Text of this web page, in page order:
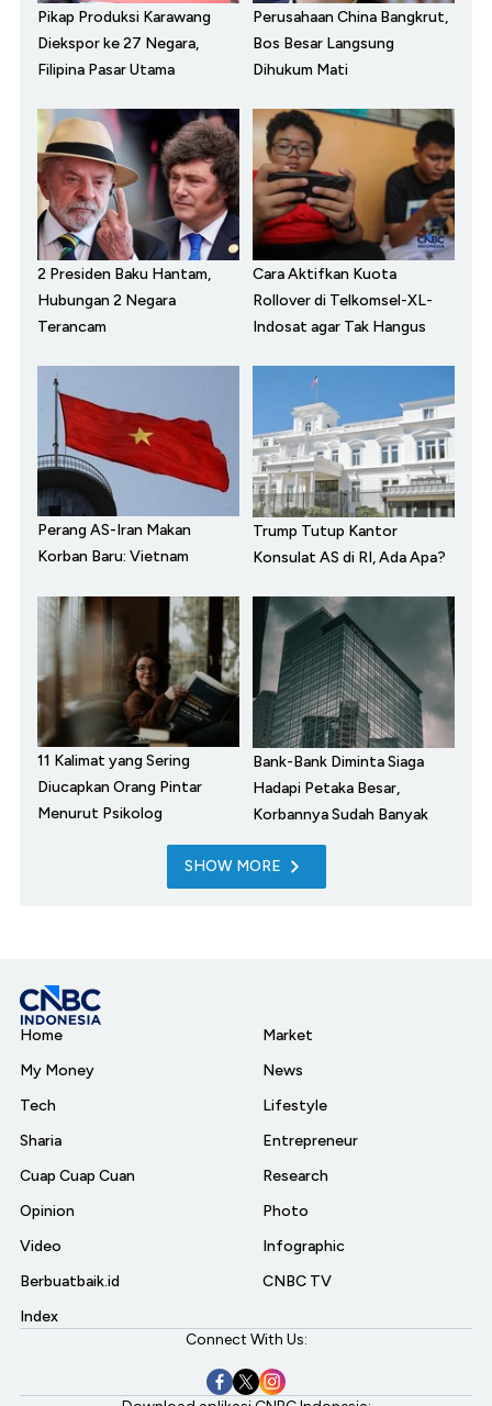
Pikap Produksi Karawang
Diekspor ke 27 Negara,
Filipina Pasar Utama
Perusahaan China Bangkrut,
Bos Besar Langsung
Dihukum Mati
2 Presiden Baku Hantam,
Hubungan 2 Negara
Terancam
Cara Aktifkan Kuota
Rollover di Telkomsel-XL-
Indosat agar Tak Hangus
Perang AS-Iran Makan
Korban Baru: Vietnam
Trump Tutup Kantor
Konsulat AS di RI, Ada Apa?
11 Kalimat yang Sering
Diucapkan Orang Pintar
Menurut Psikolog
Bank-Bank Diminta Siaga
Hadapi Petaka Besar,
Korbannya Sudah Banyak
SHOW MORE
Home
My Money
Tech
Sharia
Cuap Cuap Cuan
Opinion
Video
Berbuatbaik.id
Index
Market
News
Lifestyle
Entrepreneur
Research
Photo
Infographic
CNBC TV
Connect With Us: